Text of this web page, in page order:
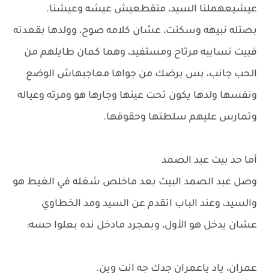
عيشيعهملنا السيد، متقطعيش عيشه وعيشنا.
بصتله نبيهه وسكتت، عشان كلامه صوح، وولدها بقعدته
فبيت نسايبه مرتاح ومستفيد، وهما كمان طايلهم من
الحب جانب، بس برضك من جواها معاجبهاش الوضع
ونفسها ولدها يكون تحت عينها وجارها هو ومرته وعياله
وتمارس عليهم سلطتها وحقوقها.
أما حد بيت عبد الصمد
وصل عبد الصمد البيت بعد ماخلص شغله في الغيط هو
والسيد، وعند الباب اتقدم عن السيد ومد الخطاوي
عشان يدخل هو الأول، وبمجرد مادخل نده بعلوا حسه:
عمران، ياد ياعمران جدك جه انت وين.